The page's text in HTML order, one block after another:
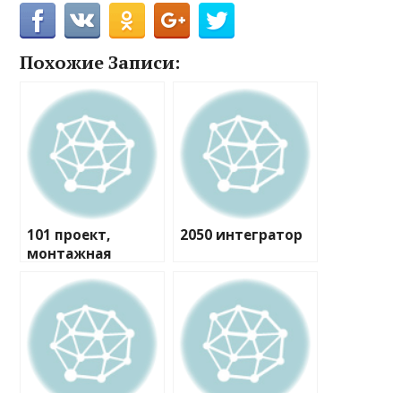
Похожие Записи:
101 проект,
монтажная
2050 интегратор